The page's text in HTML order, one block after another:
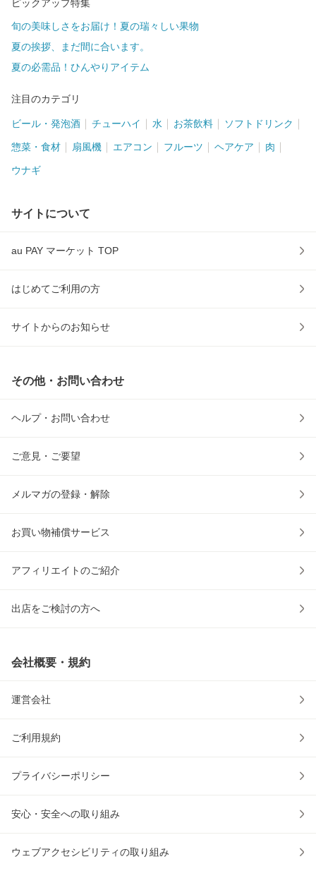
ピックアップ特集
旬の美味しさをお届け！夏の瑞々しい果物
夏の挨拶、まだ間に合います。
夏の必需品！ひんやりアイテム
注目のカテゴリ
ビール・発泡酒 チューハイ 水 お茶飲料 ソフトドリンク
惣菜・食材 扇風機 エアコン フルーツ ヘアケア 肉
ウナギ
サイトについて
au PAY マーケット TOP
はじめてご利用の方
サイトからのお知らせ
その他・お問い合わせ
ヘルプ・お問い合わせ
ご意見・ご要望
メルマガの登録・解除
お買い物補償サービス
アフィリエイトのご紹介
出店をご検討の方へ
会社概要・規約
運営会社
ご利用規約
プライバシーポリシー
安心・安全への取り組み
ウェブアクセシビリティの取り組み